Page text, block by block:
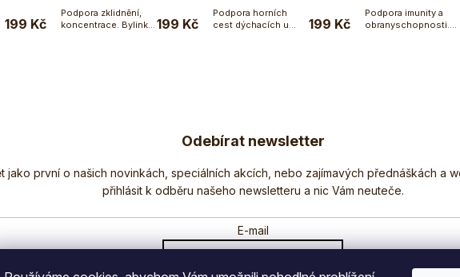
199 Kč Do košíku
Podpora zklidnění,
koncentrace. Bylinky
199 Kč Do košíku
Podpora horních
cest dýchacích u
199 Kč Do košíku
Podpora imunity a
obranyschopnosti.
Odebírat newsletter
Nezmeškejte žádné novinky či slevy!
E-mail